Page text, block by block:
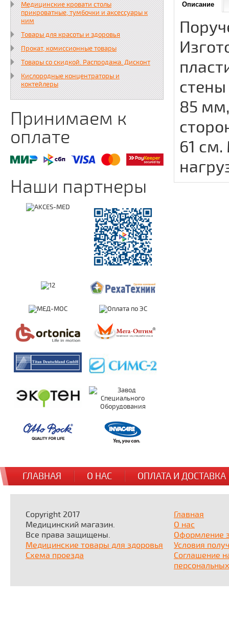
Медицинские кровати столы
прикроватные, тумбочки и аксессуары к
ним
Товары для красоты и здоровья
Прокат, комиссионные товары
Товары со скидкой. Распродажа. Дисконт
Кислородные концентраторы и
коктейлеры
Принимаем к
оплате
Наши партнеры
Описание
85
61
ГЛАВНАЯ О НАС ОПЛАТА И ДОСТАВКА
Copyright 2017
Медицинский магазин.
Все права защищены.
Медицинские товары для здоровья
Схема проезда
Главная
О нас
Оформление
Условия
Соглашение